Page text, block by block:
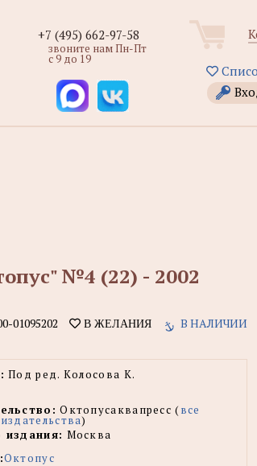
+7 (495) 662-97-58
звоните нам Пн-Пт
с 9 до 19
№4 (22) - 2002
01095202 В ЖЕЛАНИЯ В НАЛИЧИИ
Под ред. Колосова К.
Октопусаквапресс (все
)
издания: Москва
Октопус